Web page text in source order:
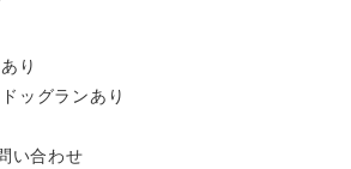
り
ッグランあり
い合わせ